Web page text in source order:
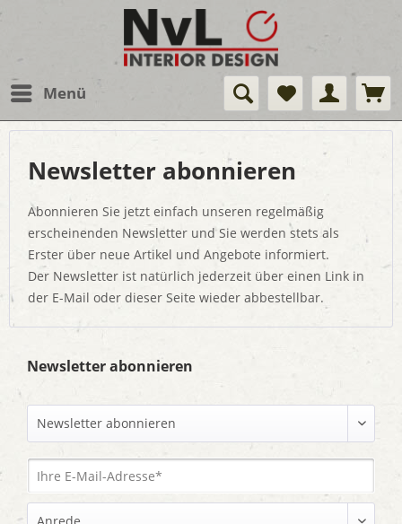
Menü
Newsletter abonnieren
Abonnieren Sie jetzt einfach unseren regelmäßig
erscheinenden Newsletter und Sie werden stets als
Erster über neue Artikel und Angebote informiert.
Der Newsletter ist natürlich jederzeit über einen Link in
der E-Mail oder dieser Seite wieder abbestellbar.
Newsletter abonnieren